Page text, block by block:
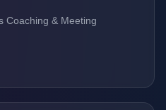
Coaching & Meeting